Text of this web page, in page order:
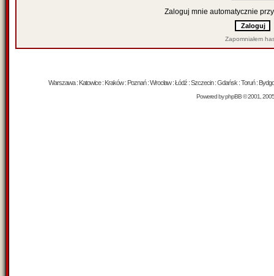
Zaloguj mnie automatycznie
Zapomniałem
Warszawa : Katowice : Kraków : Poznań : Wrocław : Łódź : Szczecin : Gdańsk : Toruń :
Powered byphpBB© 2001,